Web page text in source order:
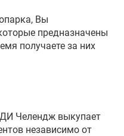
Вы
предназначены
получаете за них
Челендж выкупает
независимо от